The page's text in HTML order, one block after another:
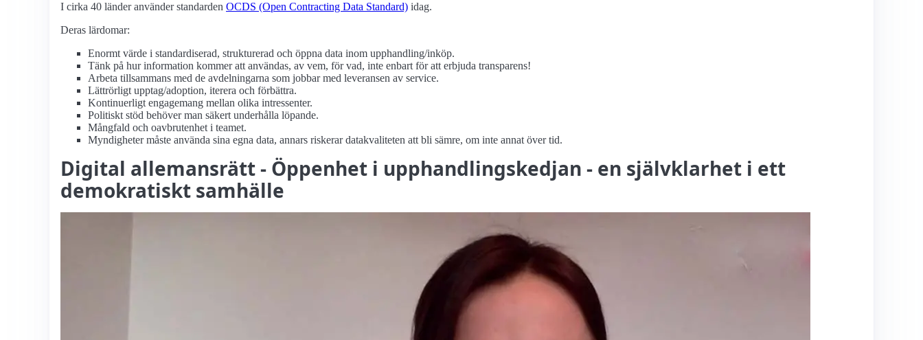
I cirka 40 länder använder standarden OCDS (Open Contracting Data Standard) idag.
Deras lärdomar:
Enormt värde i standardiserad, strukturerad och öppna data inom upphandling/inköp.
Tänk på hur information kommer att användas, av vem, för vad, inte enbart för att erbjuda transparens!
Arbeta tillsammans med de avdelningarna som jobbar med leveransen av service.
Lättrörligt upptag/adoption, iterera och förbättra.
Kontinuerligt engagemang mellan olika intressenter.
Politiskt stöd behöver man säkert underhålla löpande.
Mångfald och oavbrutenhet i teamet.
Myndigheter måste använda sina egna data, annars riskerar datakvaliteten att bli sämre, om inte annat över tid.
Digital allemansrätt - Öppenhet i upphandlingskedjan - en självklarhet i ett
demokratiskt samhälle